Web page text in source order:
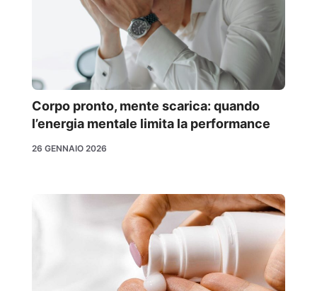
Corpo pronto, mente scarica: quando
l’energia mentale limita la performance
26 GENNAIO 2026